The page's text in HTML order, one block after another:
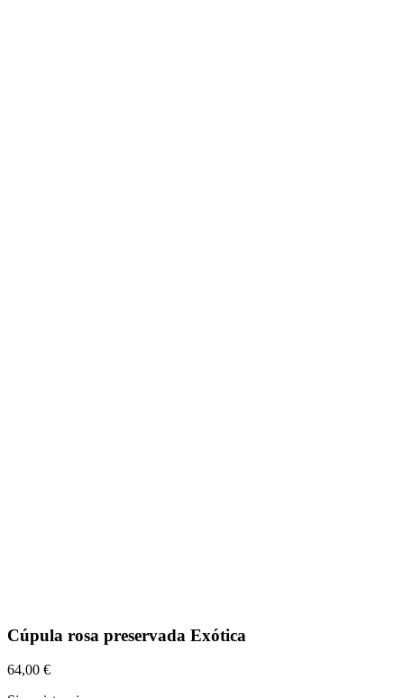
Cúpula rosa preservada Exótica
64,00 €